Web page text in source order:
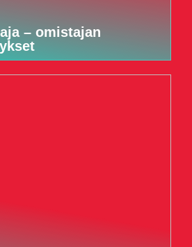
– omistajan